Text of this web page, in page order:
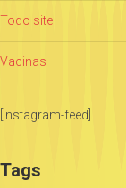
Todo site
Vacinas
[instagram-feed]
Tags